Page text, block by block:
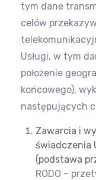
tym dane
celów
Usługi, w tym
położenie
końcowego),
następujących
Zawarcia i
świadczenia
(podstawa
RODO –